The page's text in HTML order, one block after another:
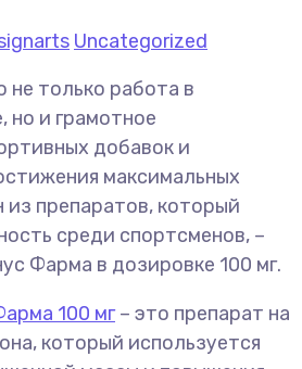
Uncategorized
не только работа в
но и грамотное
добавок и
максимальных
из препаратов, который
среди спортсменов, –
Фарма в дозировке 100 мг.
100 мг– это препарат на
который используется